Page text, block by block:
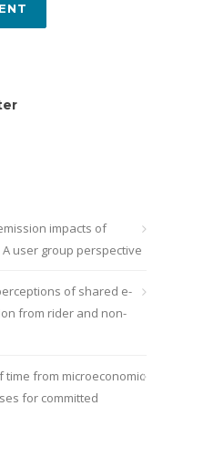
impacts of
user group perspective
of shared e-
from rider and non-
time from microeconomic
for committed